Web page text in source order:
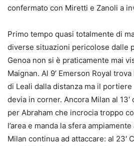
confermato con Miretti e Zanoli a
Primo tempo quasi totalmente di
diverse situazioni pericolose dalle
Genoa non si è praticamente mai
Maignan. Al 9′ Emerson Royal
di Leali dalla distanza ma il
devia in corner. Ancora Milan al
per Abraham che incrocia troppo
l’area e manda la sfera
Milan continua ad attaccare: al 23′